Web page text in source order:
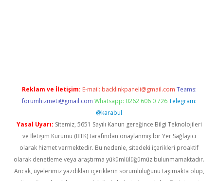
Reklam ve İletişim: E-mail: backlinkpaneli@gmail.com Teams:
forumhizmeti@gmail.com Whatsapp: 0262 606 0 726 Telegram:
@karabul
Yasal Uyarı: Sitemiz, 5651 Sayılı Kanun gereğince Bilgi Teknolojileri
ve İletişim Kurumu (BTK) tarafından onaylanmış bir Yer Sağlayıcı
olarak hizmet vermektedir. Bu nedenle, sitedeki içerikleri proaktif
olarak denetleme veya araştırma yükümlülüğümüz bulunmamaktadır.
Ancak, üyelerimiz yazdıkları içeriklerin sorumluluğunu taşımakta olup,